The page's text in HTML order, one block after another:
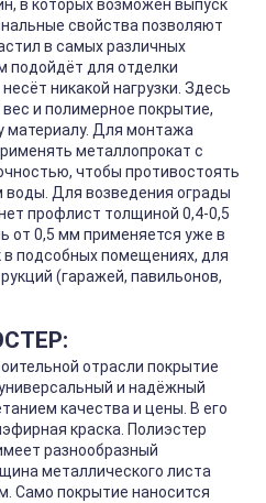
в которых возможен выпуск
свойства позволяют
в самых различных
подойдёт для отделки
никакой нагрузки. Здесь
и полимерное покрытие,
материалу. Для монтажа
металлопрокат с
чтобы противостоять
Для возведения ограды
профлист толщиной 0,4-0,5
от 0,5 мм применяется уже в
в подсобных помещениях, для
(гаражей, павильонов,
отрасли покрытие
и надёжный
качества и цены. В его
краска. Полиэстер
разнообразный
металлического листа
Само покрытие наносится